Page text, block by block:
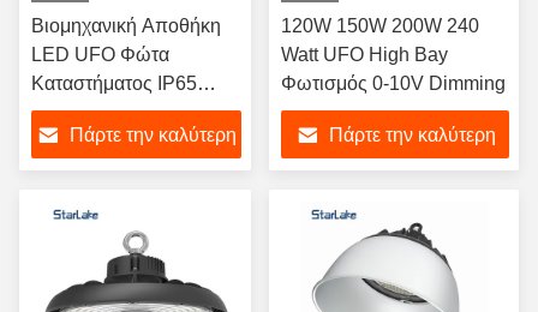
Βιομηχανική Αποθήκη
LED UFO Φώτα
Καταστήματος IP65
Dimmable LED High
Bay Φώτα
Πάρτε την καλύτερη
120W 150W 200W 240
Watt UFO High Bay
Φωτισμός 0-10V Dimming
Πάρτε την καλύτερη